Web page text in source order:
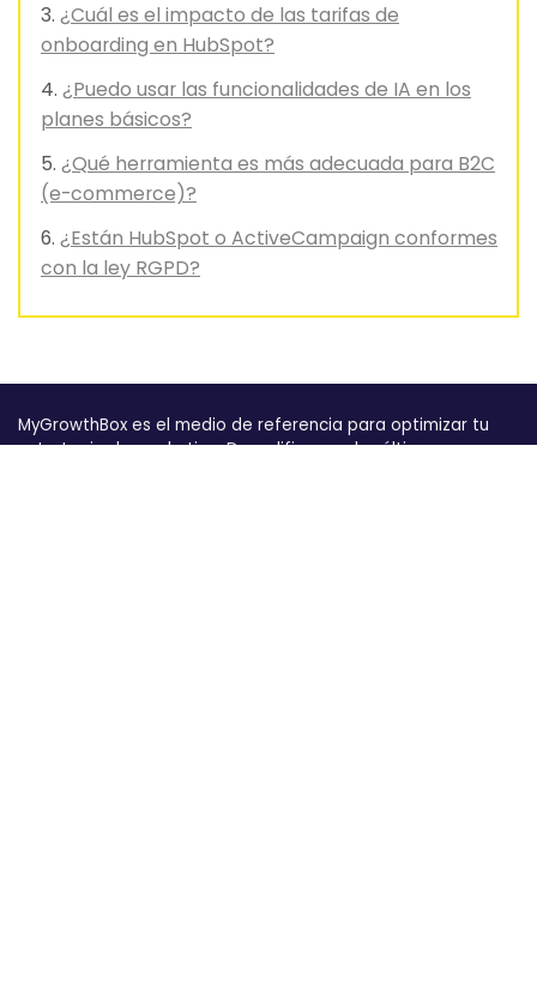
¿Cuál es el impacto de las tarifas de
onboarding en HubSpot?
¿Puedo usar las funcionalidades de IA en los
planes básicos?
¿Qué herramienta es más adecuada para B2C
(e-commerce)?
¿Están HubSpot o ActiveCampaign conformes
con la ley RGPD?
MyGrowthBox es el medio de referencia para optimizar tu
estrategia de marketing. Decodificamos las últimas